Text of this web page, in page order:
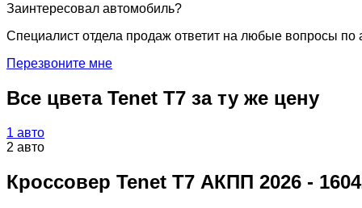
Заинтересовал автомобиль?
Специалист отдела продаж ответит на любые вопросы по
Перезвоните мне
Все цвета Tenet T7 за ту же цену
1 авто
2 авто
Кроссовер Tenet T7 АКПП 2026 -